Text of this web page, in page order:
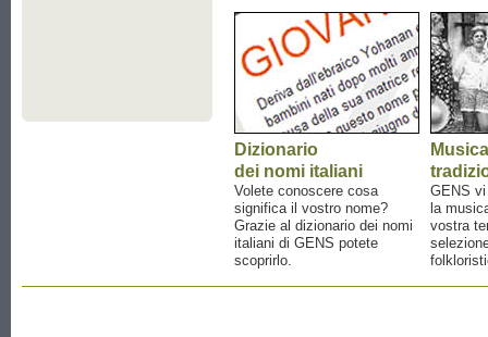
Dizionario
dei nomi italiani
Volete conoscere cosa
significa il vostro nome?
Grazie al dizionario dei nomi
italiani di GENS potete
scoprirlo.
Musica
GENS
la
vostra